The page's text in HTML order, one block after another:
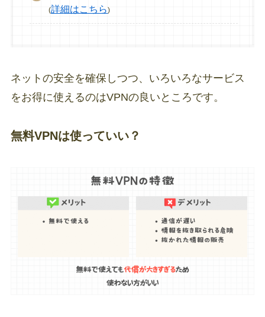
(詳細はこちら)
ネットの安全を確保しつつ、いろいろなサービス
をお得に使えるのはVPNの良いところです。
無料VPNは使っていい？